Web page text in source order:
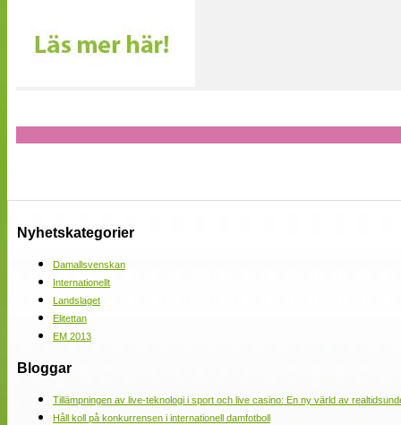
Nyhetskategorier
Damallsvenskan
Internationellt
Landslaget
Elitettan
EM 2013
Bloggar
Tillämpningen av live-teknologi i sport och live casino: En ny värld av
Håll koll på konkurrensen i internationell damfotboll